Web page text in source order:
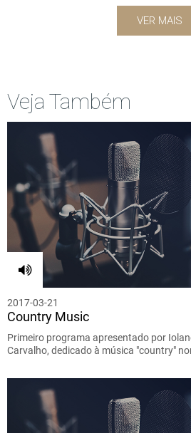
VER MAIS
Veja Também
2017-03-21
Country Music
Primeiro programa apresentado por
Carvalho, dedicado à música "country"